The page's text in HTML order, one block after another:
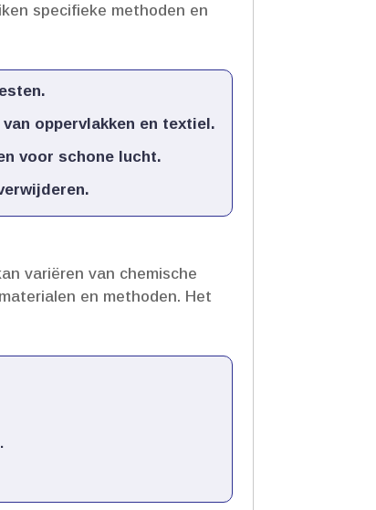
specifieke methoden en
oppervlakken en textiel.​
voor schone lucht.​
variëren van chemische
en methoden.​ Het